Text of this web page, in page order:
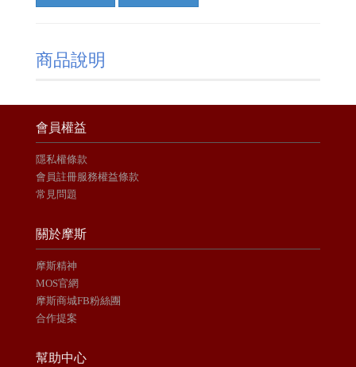
商品說明
會員權益
隱私權條款
會員註冊服務權益條款
常見問題
關於摩斯
摩斯精神
MOS官網
摩斯商城FB粉絲團
合作提案
幫助中心